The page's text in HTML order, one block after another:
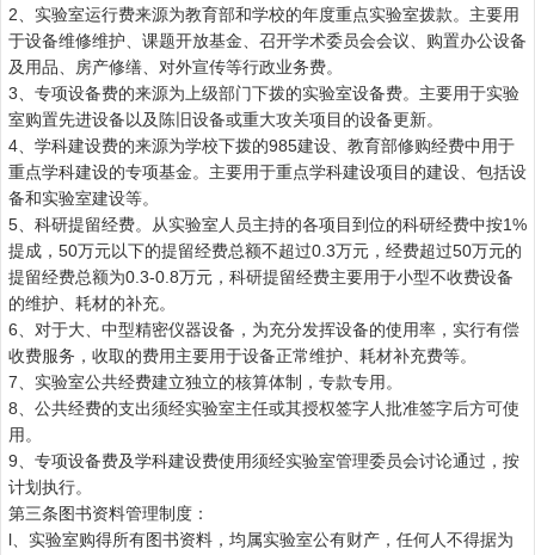
2、实验室运行费来源为教育部和学校的年度重点实验室拨款。主要用
于设备维修维护、课题开放基金、召开学术委员会会议、购置办公设备
及用品、房产修缮、对外宣传等行政业务费。
3、专项设备费的来源为上级部门下拨的实验室设备费。主要用于实验
室购置先进设备以及陈旧设备或重大攻关项目的设备更新。
4、学科建设费的来源为学校下拨的985建设、教育部修购经费中用于
重点学科建设的专项基金。主要用于重点学科建设项目的建设、包括设
备和实验室建设等。
5、科研提留经费。从实验室人员主持的各项目到位的科研经费中按1%
提成， 50万元以下的提留经费总额不超过0.3万元，经费超过50万元的
提留经费总额为0.3-0.8万元，科研提留经费主要用于小型不收费设备
的维护、耗材的补充。
6、对于大、中型精密仪器设备，为充分发挥设备的使用率，实行有偿
收费服务，收取的费用主要用于设备正常维护、耗材补充费等。
7、实验室公共经费建立独立的核算体制，专款专用。
8、公共经费的支出须经实验室主任或其授权签字人批准签字后方可使
用。
9、专项设备费及学科建设费使用须经实验室管理委员会讨论通过，按
计划执行。
第三条图书资料管理制度：
l、实验室购得所有图书资料，均属实验室公有财产，任何人不得据为